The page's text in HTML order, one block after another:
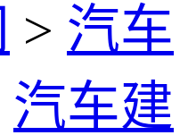
> 汽车
汽车建